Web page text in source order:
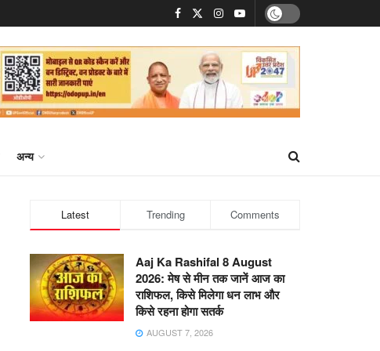
अन्य
Latest Trending Comments
Aaj Ka Rashifal 8 August
2026: मेष से मीन तक जानें आज का
राशिफल, किसे मिलेगा धन लाभ और
किसे रहना होगा सतर्क
AUGUST 7, 2026